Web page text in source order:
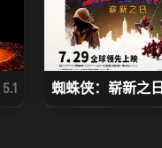
5.1 蜘蛛侠：崭新之日